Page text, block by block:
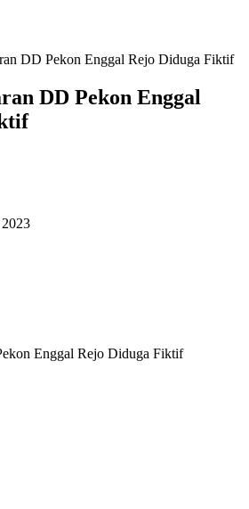
DD Pekon Enggal Rejo Diduga Fiktif
DD Pekon Enggal
Enggal Rejo Diduga Fiktif